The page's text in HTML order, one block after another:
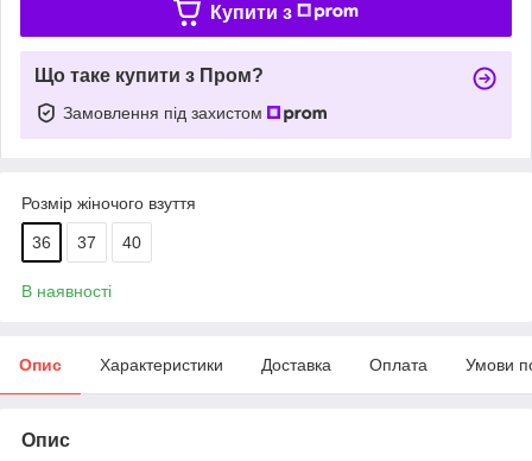
Купити з
Що таке купити з Пром?
Замовлення під захистом
Розмір жіночого взуття
36 37 40
В наявності
Опис Характеристики Доставка Оплата Умови
Опис